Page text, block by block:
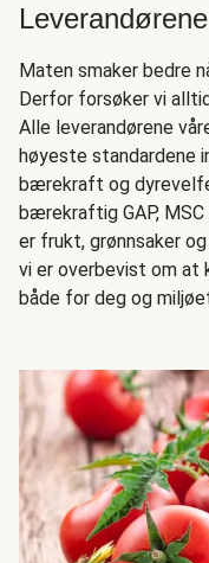
Maten smaker bedre
Derfor forsøker vi
Alle leverandørene
høyeste standardene
bærekraft og
bærekraftig GAP,
er frukt, grønnsaker
vi er overbevist om at
både for deg og